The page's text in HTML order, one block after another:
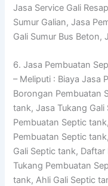
Jasa Service Gali
Sumur Galian, Jasa
Gali Sumur Bus Beton,
6. Jasa Pembuatan
– Meliputi : Biaya Jasa
Borongan Pembuatan
tank, Jasa Tukang
Pembuatan Septic
Pembuatan Septic
Gali Septic tank,
Tukang Pembuatan
tank, Ahli Gali Septic